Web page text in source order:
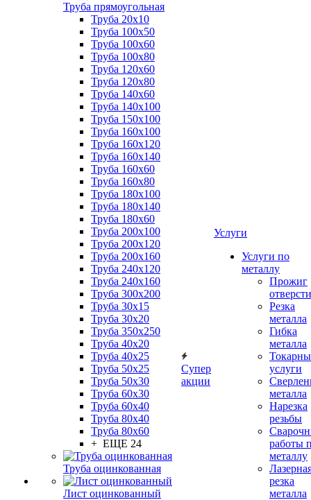
Труба прямоугольная
Труба 20x10
Труба 100x50
Труба 100x60
Труба 100x80
Труба 120x60
Труба 120x80
Труба 140x60
Труба 140x100
Труба 150x100
Труба 160x100
Труба 160x120
Труба 160x140
Труба 160x60
Труба 160x80
Труба 180x100
Труба 180x140
Труба 180x60
Труба 200x100
Труба 200x120
Труба 200x160
Труба 240x120
Труба 240x160
Труба 300x200
Труба 30x15
Труба 30x20
Труба 350x250
Труба 40x20
Труба 40x25
Труба 50x25
Труба 50x30
Труба 60x30
Труба 60x40
Труба 80x40
Труба 80x60
+ ЕЩЕ 24
Труба оцинкованная
Лист оцинкованный
Супер
акции
Услуги
Услуги по
металлу
Прожиг
Резка
металла
Гибка
металла
услуги
металла
Нарезка
резьбы
работы
металлу
резка
металла